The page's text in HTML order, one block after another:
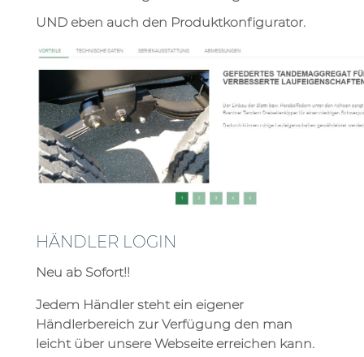
UND eben auch den Produktkonfigurator.
HÄNDLER LOGIN
Neu ab Sofort!!
Jedem Händler steht ein eigener
Händlerbereich zur Verfügung den man
leicht über unsere Webseite erreichen kann.